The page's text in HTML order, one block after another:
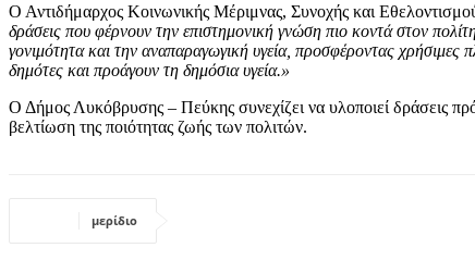
Ο Αντιδήμαρχος Κοινωνικής Μέριμνας, Συνοχής και
δράσεις που φέρνουν την επιστημονική γνώση πιο κοντά στον
γονιμότητα και την αναπαραγωγική υγεία, προσφέροντας
δημότες και προάγουν τη δημόσια υγεία.»
Ο Δήμος Λυκόβρυσης – Πεύκης συνεχίζει να υλοποιεί δράσεις
βελτίωση της ποιότητας ζωής των πολιτών.
μερίδιο